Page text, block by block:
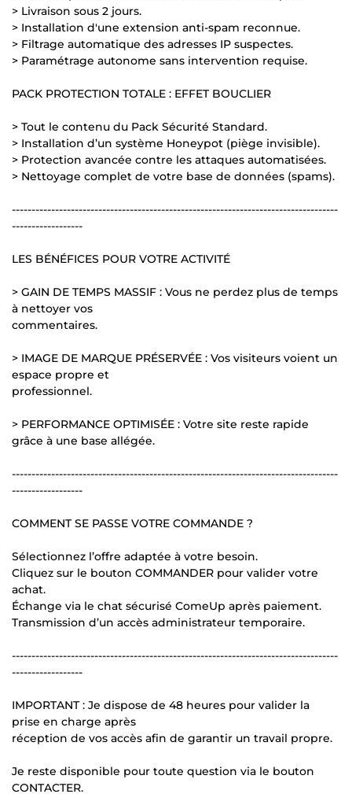
> Livraison sous 2 jours.
> Installation d'une extension anti-spam reconnue.
> Filtrage automatique des adresses IP suspectes.
> Paramétrage autonome sans intervention requise.
PACK PROTECTION TOTALE : EFFET BOUCLIER
> Tout le contenu du Pack Sécurité Standard.
> Installation d’un système Honeypot (piège invisible).
> Protection avancée contre les attaques automatisées.
> Nettoyage complet de votre base de données (spams).
-----------------------------------------------------------------------------------
------------------
LES BÉNÉFICES POUR VOTRE ACTIVITÉ
> GAIN DE TEMPS MASSIF : Vous ne perdez plus de temps
à nettoyer vos
commentaires.
> IMAGE DE MARQUE PRÉSERVÉE : Vos visiteurs voient un
espace propre et
professionnel.
> PERFORMANCE OPTIMISÉE : Votre site reste rapide
grâce à une base allégée.
-----------------------------------------------------------------------------------
------------------
COMMENT SE PASSE VOTRE COMMANDE ?
Sélectionnez l’offre adaptée à votre besoin.
Cliquez sur le bouton COMMANDER pour valider votre
achat.
Échange via le chat sécurisé ComeUp après paiement.
Transmission d’un accès administrateur temporaire.
-----------------------------------------------------------------------------------
------------------
IMPORTANT : Je dispose de 48 heures pour valider la
prise en charge après
réception de vos accès afin de garantir un travail propre.
Je reste disponible pour toute question via le bouton
CONTACTER.